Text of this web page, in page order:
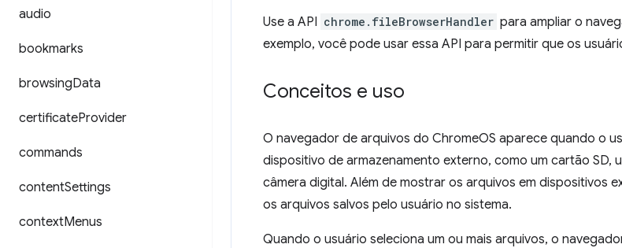
audio
bookmarks
browsingData
certificateProvider
commands
contentSettings
contextMenus
Use a API chrome.fileBrowserHandler para ampliar o
exemplo, você pode usar essa API para permitir que os
Conceitos e uso
O navegador de arquivos do ChromeOS aparece quando o
dispositivo de armazenamento externo, como um cartão SD,
câmera digital. Além de mostrar os arquivos em dispositivos
os arquivos salvos pelo usuário no sistema.
Quando o usuário seleciona um ou mais arquivos, o